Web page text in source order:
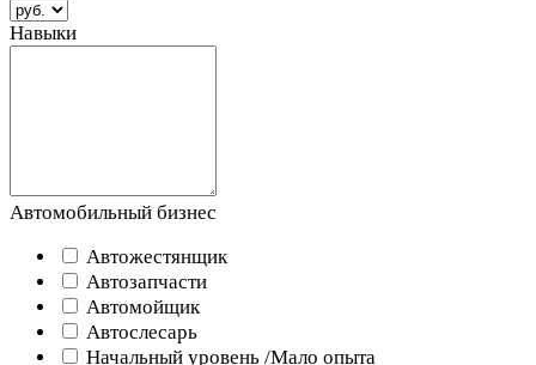
Навыки
Автомобильный бизнес
Автожестянщик
Автозапчасти
Автомойщик
Автослесарь
Начальный уровень /Мало опыта